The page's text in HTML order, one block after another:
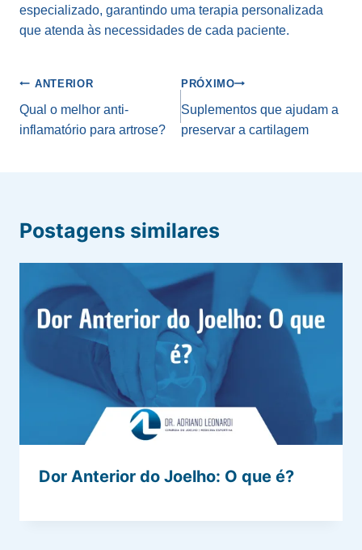
especializado, garantindo uma terapia personalizada
que atenda às necessidades de cada paciente.
Navegação
de
Post
ANTERIOR
Qual o melhor anti-
inflamatório para artrose?
PRÓXIMO
Suplementos que ajudam a
preservar a cartilagem
Postagens similares
Dor Anterior do Joelho: O que é?